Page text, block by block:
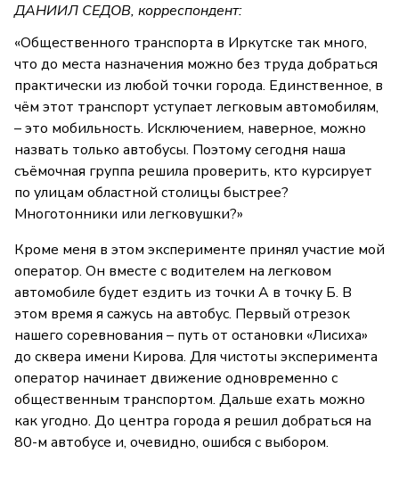
ДАНИИЛ СЕДОВ, корреспондент:
«Общественного транспорта в Иркутске так много,
что до места назначения можно без труда добраться
практически из любой точки города. Единственное, в
чём этот транспорт уступает легковым автомобилям,
– это мобильность. Исключением, наверное, можно
назвать только автобусы. Поэтому сегодня наша
съёмочная группа решила проверить, кто курсирует
по улицам областной столицы быстрее?
Многотонники или легковушки?»
Кроме меня в этом эксперименте принял участие мой
оператор. Он вместе с водителем на легковом
автомобиле будет ездить из точки А в точку Б. В
этом время я сажусь на автобус. Первый отрезок
нашего соревнования – путь от остановки «Лисиха»
до сквера имени Кирова. Для чистоты эксперимента
оператор начинает движение одновременно с
общественным транспортом. Дальше ехать можно
как угодно. До центра города я решил добраться на
80-м автобусе и, очевидно, ошибся с выбором.